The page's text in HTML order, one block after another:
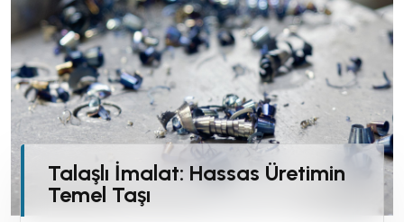
Talaşlı İmalat: Hassas Üretimin
Temel Taşı